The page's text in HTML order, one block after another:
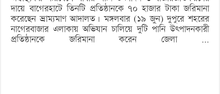
দায়ে বাগেরহাটে তিনটি প্রতিষ্ঠানকে ৭০ হাজার টাকা জরিমানা
করেছেন ভ্রাম্যমাণ আদালত। মঙ্গলবার (১৯ জুন) দুপুরে শহরের
নাগেরবাজার এলাকায় অভিযান চালিয়ে দুটি পানি উৎপাদনকারী
প্রতিষ্ঠানকে জরিমানা করেন জেলা …